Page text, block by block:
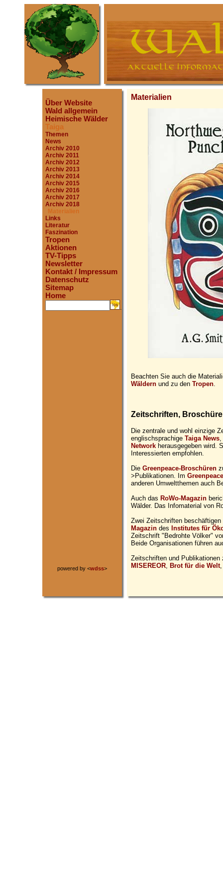
Über Website
Wald allgemein
Heimische Wälder
Taiga
Themen
News
Archiv 2010
Archiv 2011
Archiv 2012
Archiv 2013
Archiv 2014
Archiv 2015
Archiv 2016
Archiv 2017
Archiv 2018
Materialien
Links
Literatur
Faszination
Tropen
Aktionen
TV-Tipps
Newsletter
Kontakt / Impressum
Datenschutz
Sitemap
Home
.
powered by <wdss>
Materialien
Beachten Sie auch die
Wäldern und zu den Tropen
Zeitschriften,
Die zentrale und wohl einzige
englischsprachige Taiga News
Network herausgegeben wird.
Interessierten empfohlen.
Die Greenpeace-Broschüren
>Publikationen. Im
anderen Umweltthemen auch
Auch das RoWo-Magazin
Wälder. Das Infomaterial von
Zwei Zeitschriften
Magazin des Institutes für
Zeitschrift "Bedrohte Völker"
Beide Organisationen führen
Zeitschriften und
MISEREOR
Brot für die Welt,